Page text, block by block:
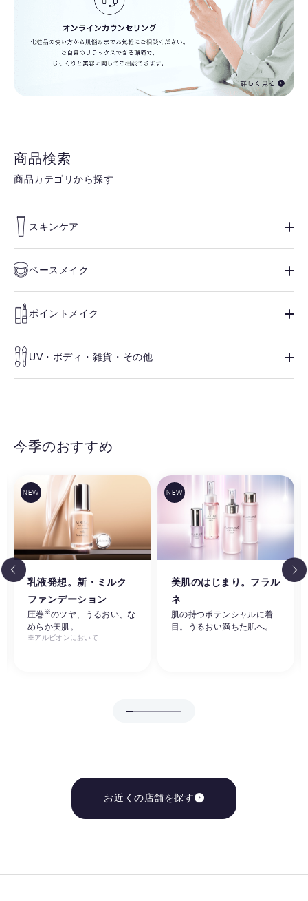
商品検索
商品カテゴリから探す
スキンケア
ベースメイク
ポイントメイク
UV・ボディ・雑貨・その他
今季のおすすめ
乳液発想。新・ミルク
ファンデーション
圧巻 ※のツヤ、うるおい、な
めらか美肌。
※アルビオンにおいて
美肌のはじまり。フラル
ネ
肌の持つポテンシャルに着
目。うるおい満ちた肌へ。
お近くの店舗を探す